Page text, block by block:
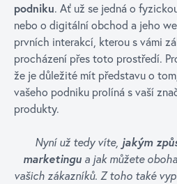
podniku. Ať už se jedná o
nebo o digitální obchod a jeho
prvních interakcí, kterou s vámi
procházení přes toto prostředí.
že je důležité mít představu o
vašeho podniku prolíná s vaší
produkty.
Nyní už tedy víte, jakým
marketingua jak můžete
vašich zákazníků. Z toho také